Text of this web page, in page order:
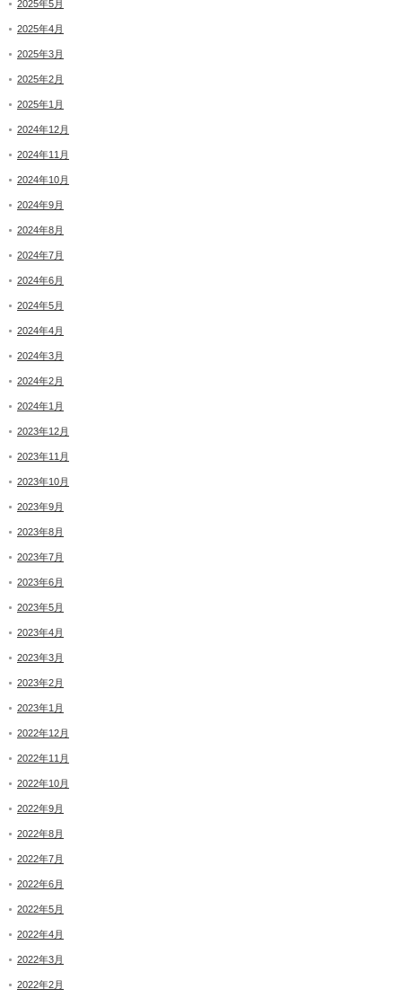
2025年5月
2025年4月
2025年3月
2025年2月
2025年1月
2024年12月
2024年11月
2024年10月
2024年9月
2024年8月
2024年7月
2024年6月
2024年5月
2024年4月
2024年3月
2024年2月
2024年1月
2023年12月
2023年11月
2023年10月
2023年9月
2023年8月
2023年7月
2023年6月
2023年5月
2023年4月
2023年3月
2023年2月
2023年1月
2022年12月
2022年11月
2022年10月
2022年9月
2022年8月
2022年7月
2022年6月
2022年5月
2022年4月
2022年3月
2022年2月